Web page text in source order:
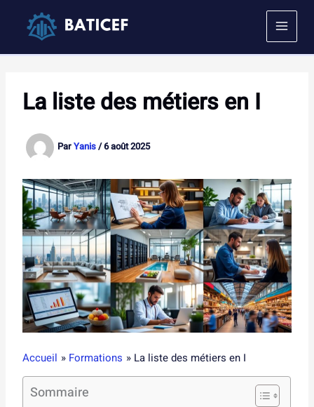
contenu
La liste des métiers en I
ParYanis/6 août 2025
Accueil Formations La liste des métiers en I
Sommaire